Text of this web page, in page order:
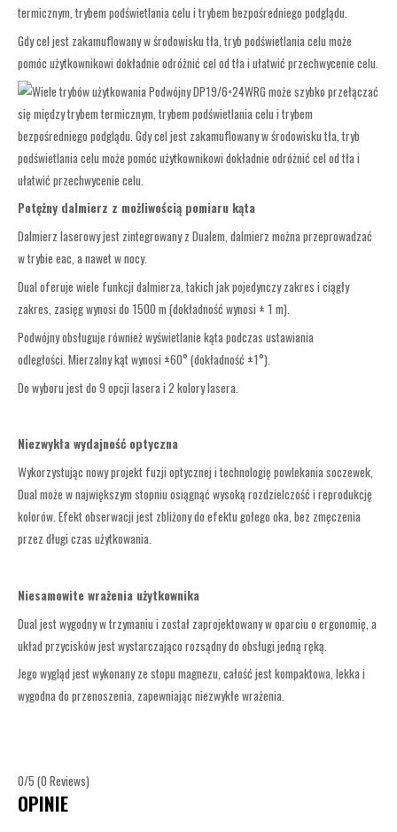
termicznym, trybem podświetlania celu i trybem bezpośredniego podglądu.
Gdy cel jest zakamuflowany w środowisku tła, tryb podświetlania celu może
pomóc użytkownikowi dokładnie odróżnić cel od tła i ułatwić przechwycenie celu.
Potężny dalmierz z możliwością pomiaru kąta
Dalmierz laserowy jest zintegrowany z Dualem, dalmierz można przeprowadzać
w trybie eac, a nawet w nocy.
Dual oferuje wiele funkcji dalmierza, takich jak pojedynczy zakres i ciągły
zakres, zasięg wynosi do 1500 m (dokładność wynosi ± 1 m).
Podwójny obsługuje również wyświetlanie kąta podczas ustawiania
odległości. Mierzalny kąt wynosi ±60° (dokładność ±1°).
Do wyboru jest do 9 opcji lasera i 2 kolory lasera.
Niezwykła wydajność optyczna
Wykorzystując nowy projekt fuzji optycznej i technologię powlekania soczewek,
Dual może w największym stopniu osiągnąć wysoką rozdzielczość i reprodukcję
kolorów. Efekt obserwacji jest zbliżony do efektu gołego oka, bez zmęczenia
przez długi czas użytkowania.
Niesamowite wrażenia użytkownika
Dual jest wygodny w trzymaniu i został zaprojektowany w oparciu o ergonomię, a
układ przycisków jest wystarczająco rozsądny do obsługi jedną ręką.
Jego wygląd jest wykonany ze stopu magnezu, całość jest kompaktowa, lekka i
wygodna do przenoszenia, zapewniając niezwykłe wrażenia.
0/5 (0 Reviews)
OPINIE